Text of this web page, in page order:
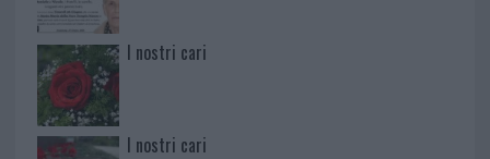
I nostri cari
I nostri cari